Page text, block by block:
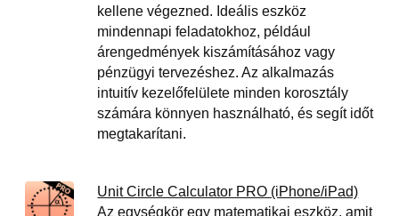
kellene végezned. Ideális eszköz
mindennapi feladatokhoz, például
árengedmények kiszámításához vagy
pénzügyi tervezéshez. Az alkalmazás
intuitív kezelőfelülete minden korosztály
számára könnyen használható, és segít időt
megtakarítani.
Unit Circle Calculator PRO (iPhone/iPad)
Az egységkör egy matematikai eszköz, amit